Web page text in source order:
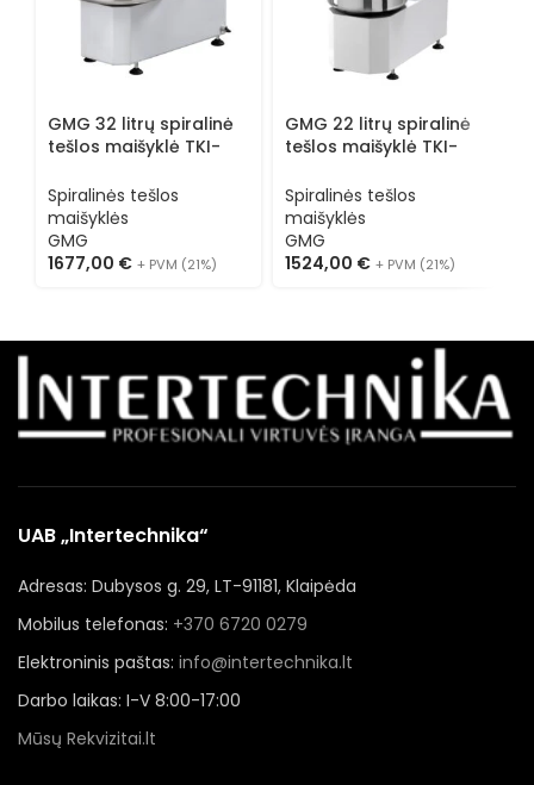
GMG 32 litrų spiralinė
tešlos maišyklė TKI-
Spiralinės tešlos
maišyklės
GMG
1677,00 € + PVM (21%)
GMG 22 litrų spiralinė
tešlos maišyklė TKI-
Spiralinės tešlos
maišyklės
GMG
1524,00 € + PVM (21%)
UAB „Intertechnika“
Adresas: Dubysos g. 29, LT-91181, Klaipėda
Mobilus telefonas: +370 6720 0279
Elektroninis paštas: info@intertechnika.lt
Darbo laikas: I-V 8:00-17:00
Mūsų Rekvizitai.lt